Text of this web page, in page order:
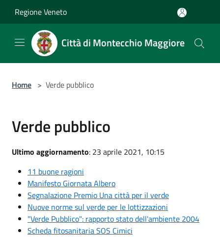
Regione Veneto
Città di Montecchio Maggiore
Home > Verde pubblico
Verde pubblico
Ultimo aggiornamento: 23 aprile 2021, 10:15
11 buone ragioni
Manifesto Giornata Albero
Segnalazione Premio Una città per il verde
Nuove norme sul verde per le lottizzazioni
"Verde Pubblico": rapporto stato dell'ambiente 2004
Scheda fitosanitaria SOS Cimici